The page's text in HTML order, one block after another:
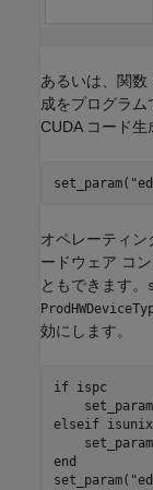
あるいは、関数
成をプログラム
CUDA コード生
set_param(
オペレーティン
ードウェア コ
ともできます。
効にします。
if ispc
elseif isunix
end
set_param(